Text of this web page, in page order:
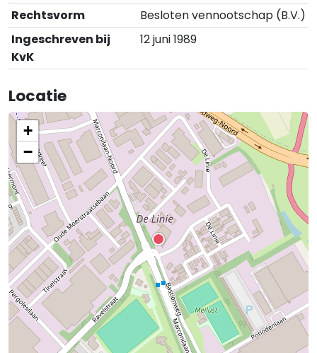
Rechtsvorm
Besloten vennootschap (B.V.)
Ingeschreven bij
KvK
12 juni 1989
Locatie
+
−